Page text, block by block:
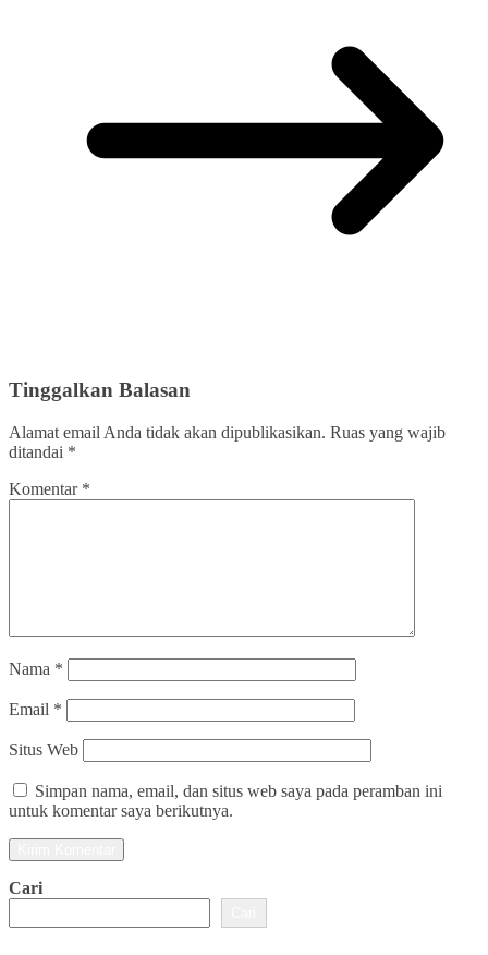
Tinggalkan Balasan
Alamat email Anda tidak akan dipublikasikan. Ruas yang wajib
ditandai *
Komentar *
Nama *
Email *
Situs Web
Simpan nama, email, dan situs web saya pada peramban ini
untuk komentar saya berikutnya.
Cari